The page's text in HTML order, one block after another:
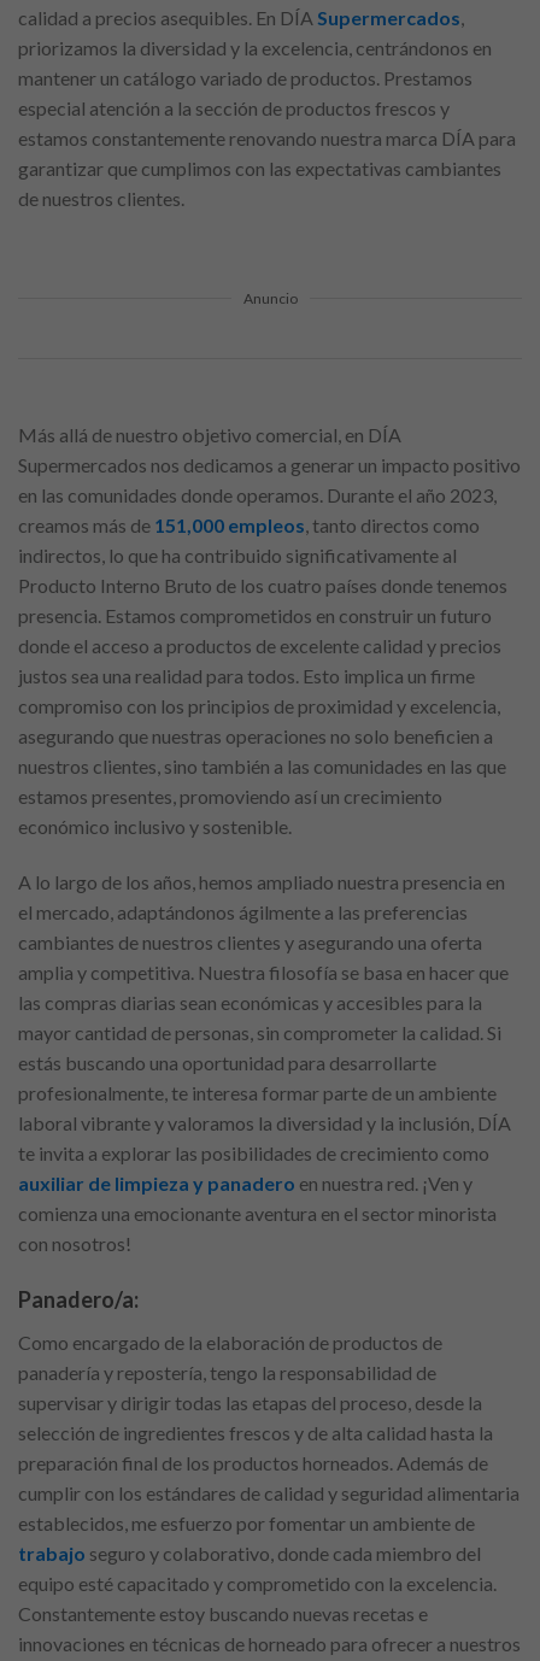
calidad a precios asequibles. En DÍA Supermercados,
priorizamos la diversidad y la excelencia, centrándonos en
mantener un catálogo variado de productos. Prestamos
especial atención a la sección de productos frescos y
estamos constantemente renovando nuestra marca DÍA para
garantizar que cumplimos con las expectativas cambiantes
de nuestros clientes.
Anuncio
Más allá de nuestro objetivo comercial, en DÍA
Supermercados nos dedicamos a generar un impacto positivo
en las comunidades donde operamos. Durante el año 2023,
creamos más de 151,000 empleos , tanto directos como
indirectos, lo que ha contribuido significativamente al
Producto Interno Bruto de los cuatro países donde tenemos
presencia. Estamos comprometidos en construir un futuro
donde el acceso a productos de excelente calidad y precios
justos sea una realidad para todos. Esto implica un firme
compromiso con los principios de proximidad y excelencia,
asegurando que nuestras operaciones no solo beneficien a
nuestros clientes, sino también a las comunidades en las que
estamos presentes, promoviendo así un crecimiento
económico inclusivo y sostenible.
A lo largo de los años, hemos ampliado nuestra presencia en
el mercado, adaptándonos ágilmente a las preferencias
cambiantes de nuestros clientes y asegurando una oferta
amplia y competitiva. Nuestra filosofía se basa en hacer que
las compras diarias sean económicas y accesibles para la
mayor cantidad de personas, sin comprometer la calidad. Si
estás buscando una oportunidad para desarrollarte
profesionalmente, te interesa formar parte de un ambiente
laboral vibrante y valoramos la diversidad y la inclusión, DÍA
te invita a explorar las posibilidades de crecimiento como
auxiliar de limpieza y panadero en nuestra red. ¡Ven y
comienza una emocionante aventura en el sector minorista
con nosotros!
Panadero/a:
Como encargado de la elaboración de productos de
panadería y repostería, tengo la responsabilidad de
supervisar y dirigir todas las etapas del proceso, desde la
selección de ingredientes frescos y de alta calidad hasta la
preparación final de los productos horneados. Además de
cumplir con los estándares de calidad y seguridad alimentaria
establecidos, me esfuerzo por fomentar un ambiente de
trabajo seguro y colaborativo, donde cada miembro del
equipo esté capacitado y comprometido con la excelencia.
Constantemente estoy buscando nuevas recetas e
innovaciones en técnicas de horneado para ofrecer a nuestros